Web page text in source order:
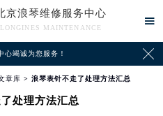
京浪琴维修服务中心
LONGINES MAINTENANCE

心竭诚为您服务！ 
章库 > 浪琴表针不走了处理方法汇总
处理方法汇总